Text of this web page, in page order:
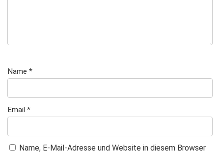
Name *
Email *
Name, E-Mail-Adresse und Website in diesem Browser